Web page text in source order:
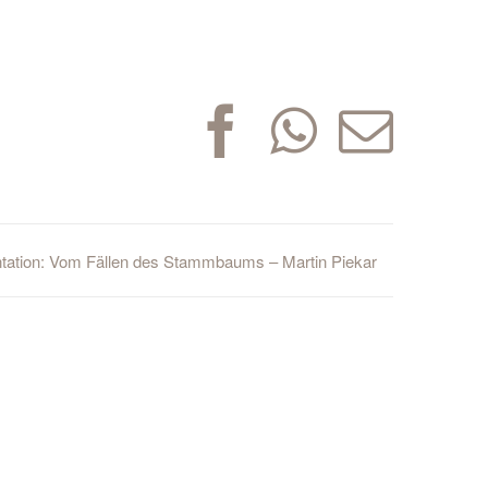
Facebook
E-
Vom Fällen des Stammbaums – Martin Piekar